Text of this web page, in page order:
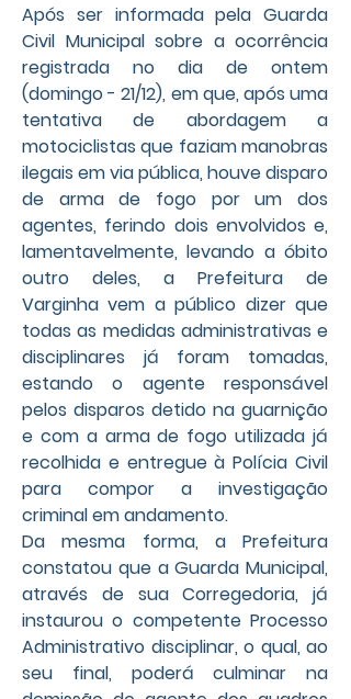
Após ser informada pela Guarda
Civil Municipal sobre a ocorrência
registrada no dia de ontem
(domingo - 21/12), em que, após uma
tentativa de abordagem a
motociclistas que faziam manobras
ilegais em via pública, houve disparo
de arma de fogo por um dos
agentes, ferindo dois envolvidos e,
lamentavelmente, levando a óbito
outro deles, a Prefeitura de
Varginha vem a público dizer que
todas as medidas administrativas e
disciplinares já foram tomadas,
estando o agente responsável
pelos disparos detido na guarnição
e com a arma de fogo utilizada já
recolhida e entregue à Polícia Civil
para compor a investigação
criminal em andamento.
Da mesma forma, a Prefeitura
constatou que a Guarda Municipal,
através de sua Corregedoria, já
instaurou o competente Processo
Administrativo disciplinar, o qual, ao
seu final, poderá culminar na